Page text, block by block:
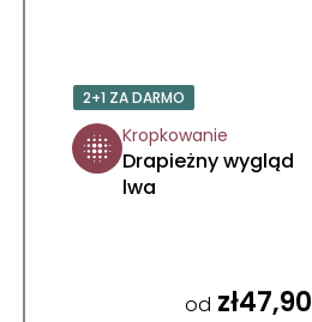
2+1 ZA DARMO
Kropkowanie
Drapieżny wygląd
lwa
od zł47,90